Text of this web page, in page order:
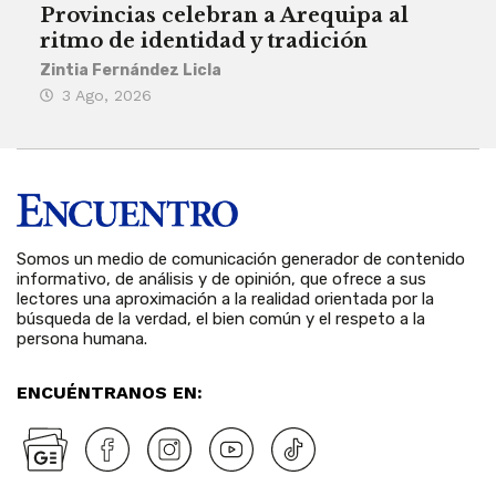
Provincias celebran a Arequipa al
ritmo de identidad y tradición
Zintia Fernández Licla
3 Ago, 2026
Somos un medio de comunicación generador de contenido
informativo, de análisis y de opinión, que ofrece a sus
lectores una aproximación a la realidad orientada por la
búsqueda de la verdad, el bien común y el respeto a la
persona humana.
ENCUÉNTRANOS EN: